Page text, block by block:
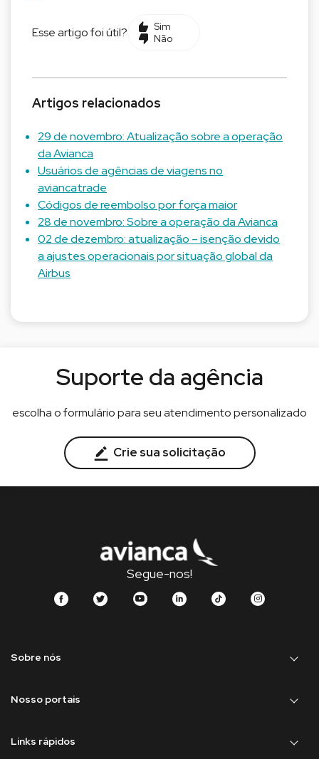
Esse artigo foi útil?
Sim
Não
Artigos relacionados
29 de novembro: Atualização sobre a operação
da Avianca
Usuários de agências de viagens no
aviancatrade
Códigos de reembolso por força maior
28 de novembro: Sobre a operação da Avianca
02 de dezembro: atualização – isenção devido
a ajustes operacionais por situação global da
Airbus
Suporte da agência
escolha o formulário para seu atendimento personalizado
Crie sua solicitação
Segue-nos!
Sobre nós
Nosso portais
Links rápidos